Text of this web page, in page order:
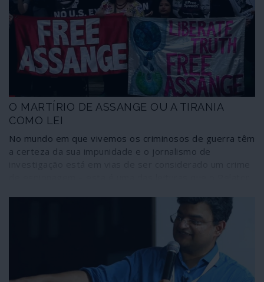
O MARTÍRIO DE ASSANGE OU A TIRANIA
COMO LEI
No mundo em que vivemos os criminosos de guerra têm
a certeza da sua impunidade e o jornalismo de
Nils Melzer, faz do processo contra o fundador e
director do WikiLeaks, Julian Assange, conduzido pelos
Estados Unidos com a cumplicidade de vários governos,
entre eles Reino Unido, Suécia e Equador. Desde a
falsificação, pela polícia sueca, de um processo “por
violação” à tortura a que tem vindo a ser submetido em